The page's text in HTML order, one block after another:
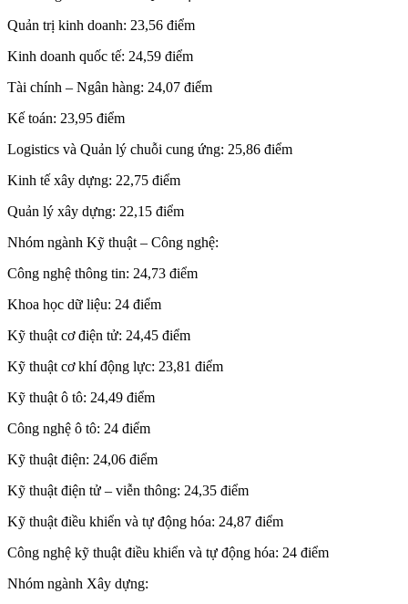
Quản trị kinh doanh: 23,56 điểm
Kinh doanh quốc tế: 24,59 điểm
Tài chính – Ngân hàng: 24,07 điểm
Kế toán: 23,95 điểm
Logistics và Quản lý chuỗi cung ứng: 25,86 điểm
Kinh tế xây dựng: 22,75 điểm
Quản lý xây dựng: 22,15 điểm
Nhóm ngành Kỹ thuật – Công nghệ:
Công nghệ thông tin: 24,73 điểm
Khoa học dữ liệu: 24 điểm
Kỹ thuật cơ điện tử: 24,45 điểm
Kỹ thuật cơ khí động lực: 23,81 điểm
Kỹ thuật ô tô: 24,49 điểm
Công nghệ ô tô: 24 điểm
Kỹ thuật điện: 24,06 điểm
Kỹ thuật điện tử – viễn thông: 24,35 điểm
Kỹ thuật điều khiển và tự động hóa: 24,87 điểm
Công nghệ kỹ thuật điều khiển và tự động hóa: 24 điểm
Nhóm ngành Xây dựng: